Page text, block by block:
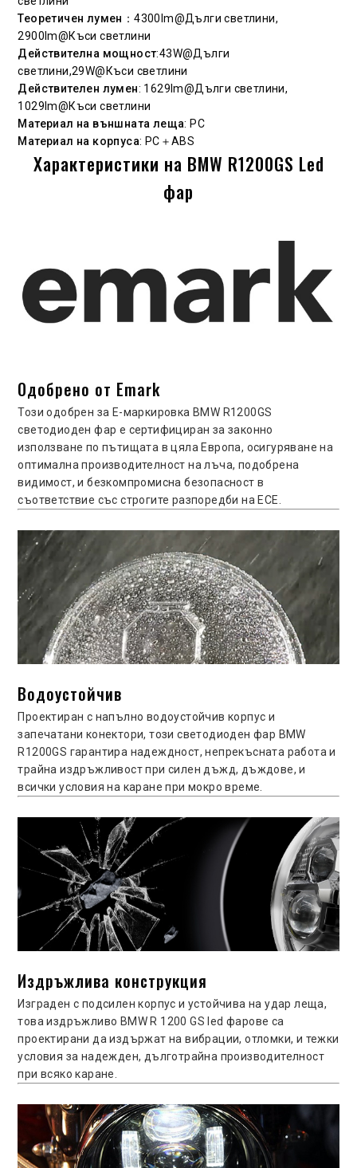
Теоретичен лумен ：4300lm@Дълги светлини,
2900lm@Къси светлини
Действителна мощност:43W@Дълги
светлини,29W@Къси светлини
Действителен лумен: 1629lm@Дълги светлини,
1029lm@Къси светлини
Материал на външната леща: PC
Материал на корпуса: PC＋ABS
Характеристики на BMW R1200GS Led
фар
Одобрено от Emark
Този одобрен за E-маркировка BMW R1200GS
светодиоден фар е сертифициран за законно
използване по пътищата в цяла Европа, осигуряване на
оптимална производителност на лъча, подобрена
видимост, и безкомпромисна безопасност в
съответствие със строгите разпоредби на ECE.
Водоустойчив
Проектиран с напълно водоустойчив корпус и
запечатани конектори, този светодиоден фар BMW
R1200GS гарантира надеждност, непрекъсната работа и
трайна издръжливост при силен дъжд, дъждове, и
всички условия на каране при мокро време.
Издръжлива конструкция
Изграден с подсилен корпус и устойчива на удар леща,
това издръжливо BMW R 1200 GS led фарове са
проектирани да издържат на вибрации, отломки, и тежки
условия за надежден, дълготрайна производителност
при всяко каране.